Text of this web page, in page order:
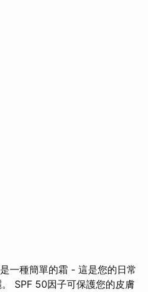
一種簡單的霜 - 這是您的日常
SPF 50因子可保護您的皮膚